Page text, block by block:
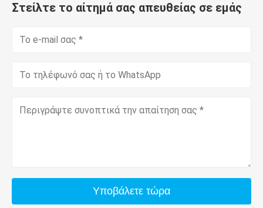
Στείλτε το αίτημά σας απευθείας σε εμάς
Υποβάλετε τώρα